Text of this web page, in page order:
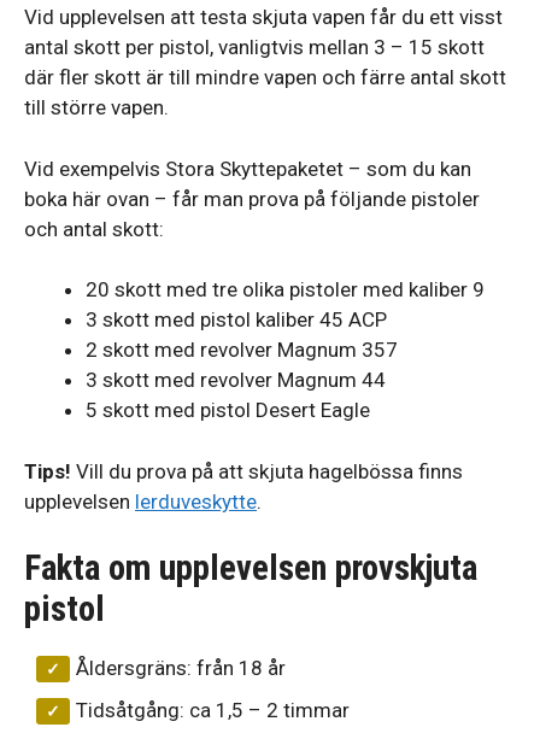
Vid upplevelsen att testa skjuta vapen får du ett visst
antal skott per pistol, vanligtvis mellan 3 – 15 skott
där fler skott är till mindre vapen och färre antal skott
till större vapen.
Vid exempelvis Stora Skyttepaketet – som du kan
boka här ovan – får man prova på följande pistoler
och antal skott:
20 skott med tre olika pistoler med kaliber 9
3 skott med pistol kaliber 45 ACP
2 skott med revolver Magnum 357
3 skott med revolver Magnum 44
5 skott med pistol Desert Eagle
Tips! Vill du prova på att skjuta hagelbössa finns
upplevelsen lerduveskytte.
Fakta om upplevelsen provskjuta
pistol
Åldersgräns: från 18 år
Tidsåtgång: ca 1,5 – 2 timmar